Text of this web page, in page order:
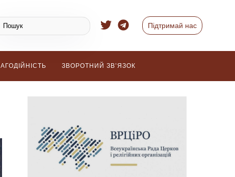
Підтримай нас
ЗВОРОТНИЙ ЗВ’ЯЗОК